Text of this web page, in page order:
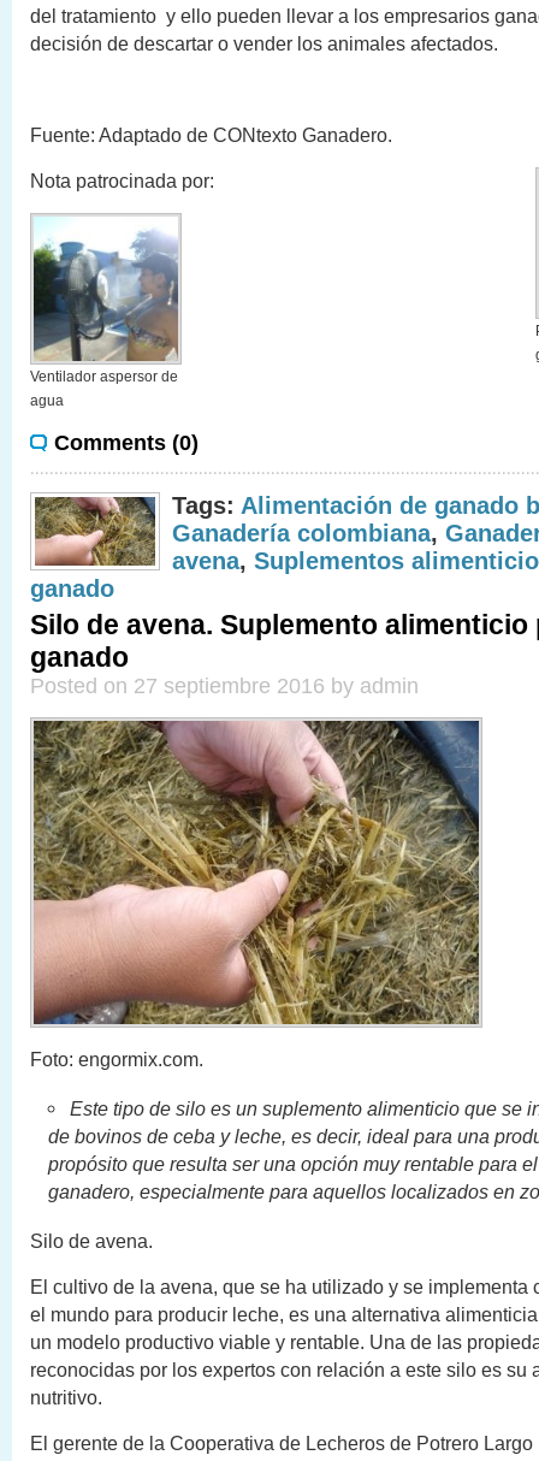
del tratamiento y ello pueden llevar a los empresarios
decisión de descartar o vender los animales afectados.
Fuente: Adaptado de CONtexto Ganadero.
Nota patrocinada por:
Ventilador aspersor de
agua
Comments (0)
Tags: Alimentación de ganado
Ganadería colombiana,
avena, Suplementos
ganado
Silo de avena. Suplemento alimenticio
ganado
Posted on 27 septiembre 2016 by admin
Foto: engormix.com.
Este tipo de silo es un suplemento alimenticio que se
de bovinos de ceba y leche, es decir, ideal para una
propósito que resulta ser una opción muy rentable para
ganadero, especialmente para aquellos localizados en
Silo de avena.
El cultivo de la avena, que se ha utilizado y se implementa
el mundo para producir leche, es una alternativa
un modelo productivo viable y rentable. Una de las
reconocidas por los expertos con relación a este silo es su
nutritivo.
El gerente de la Cooperativa de Lecheros de Potrero Largo